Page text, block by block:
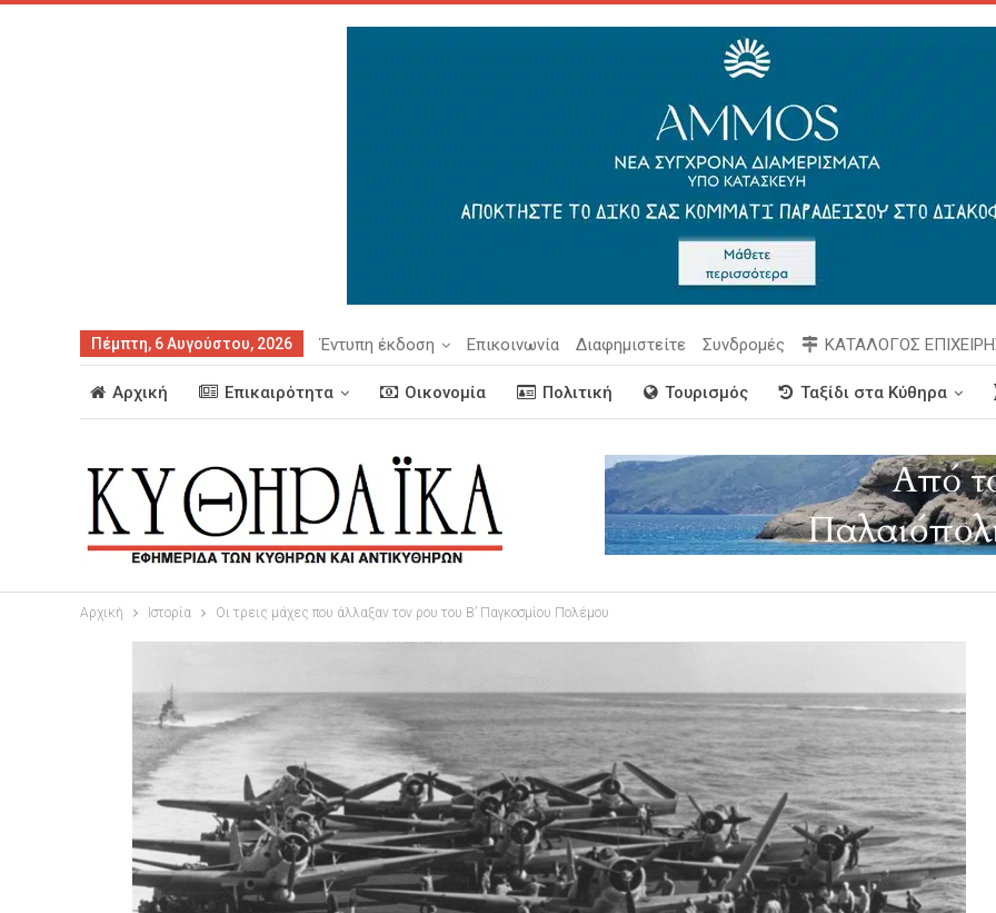
Πέμπτη, 6 Αυγούστου, 2026 Έντυπη έκδοση Επικοινωνία Διαφημιστείτε Συνδρομές ΚΑΤΑΛΟΓΟΣ
Αρχική Επικαιρότητα Οικονομία Πολιτική Τουρισμός Ταξίδι στα Κύθηρα
Αρχική Ιστορία Οι τρεις μάχες που άλλαξαν τον ρου του Β’ Παγκοσμίου Πολέμου